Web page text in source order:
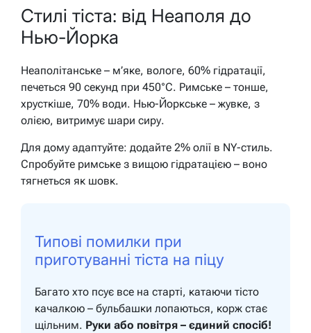
Стилі тіста: від Неаполя до
Нью-Йорка
Неаполітанське – м’яке, вологе, 60% гідратації,
печеться 90 секунд при 450°C. Римське – тонше,
хрусткіше, 70% води. Нью-Йоркське – жувке, з
олією, витримує шари сиру.
Для дому адаптуйте: додайте 2% олії в NY-стиль.
Спробуйте римське з вищою гідратацією – воно
тягнеться як шовк.
Типові помилки при
приготуванні тіста на піцу
Багато хто псує все на старті, катаючи тісто
качалкою – бульбашки лопаються, корж стає
щільним. Руки або повітря – єдиний спосіб!